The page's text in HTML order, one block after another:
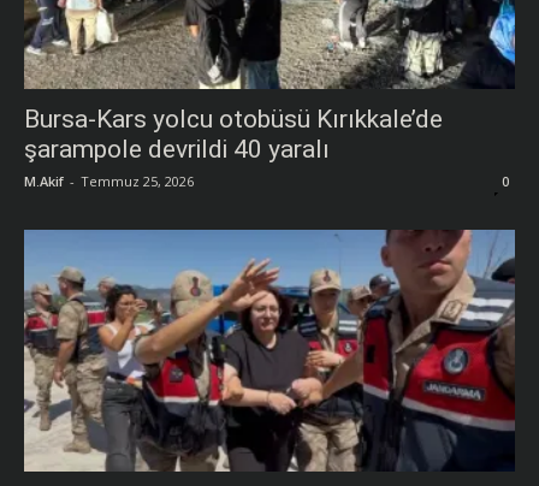
Bursa-Kars yolcu otobüsü Kırıkkale’de
şarampole devrildi 40 yaralı
M.Akif - Temmuz 25, 2026 0